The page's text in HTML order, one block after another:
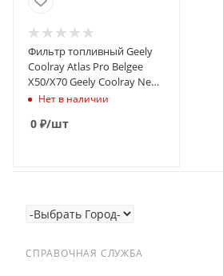
Фильтр топливный Geely
Coolray Atlas Pro Belgee
X50/X70 Geely Coolray New
23- Cityray Okavango
Нет в наличии
0 ₽/шт
СПРАВОЧНАЯ СЛУЖБА